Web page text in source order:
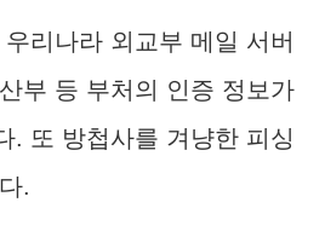
리나라 외교부 메일 서버
부 등 부처의 인증 정보가
. 또 방첩사를 겨냥한 피싱
.